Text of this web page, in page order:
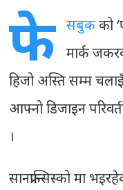
फे सबुकको
मार्क
हिजो अस्ति सम्म
आफ्नो डिजाइन
।
सानफ्रान्सिस्को मा